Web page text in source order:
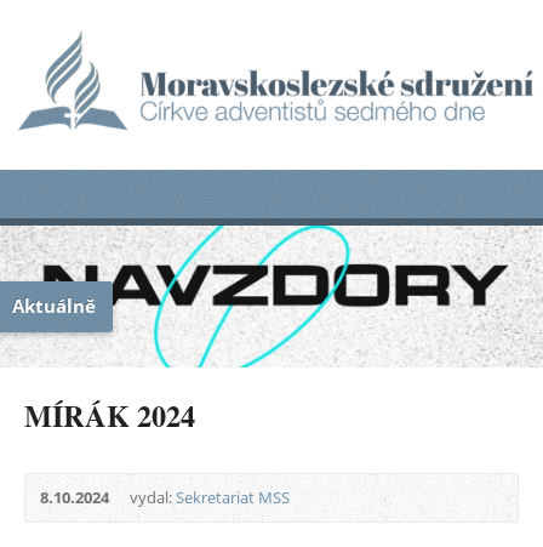
Aktuálně
MÍRÁK 2024
8.10.2024 vydal:Sekretariat MSS